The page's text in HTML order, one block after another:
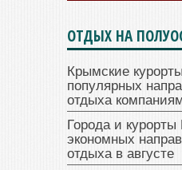
ОТДЫХ НА
Крымские
популярных
отдыха
Города и
экономных
отдыха в августе